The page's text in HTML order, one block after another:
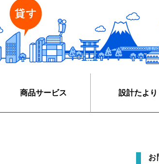
商品サービス 設計たより
お